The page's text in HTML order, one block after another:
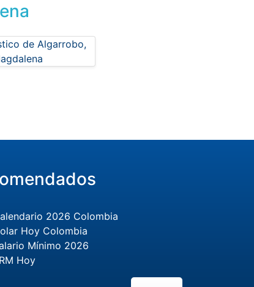
2026 Colombia
Hoy Colombia
Mínimo 2026
Hoy